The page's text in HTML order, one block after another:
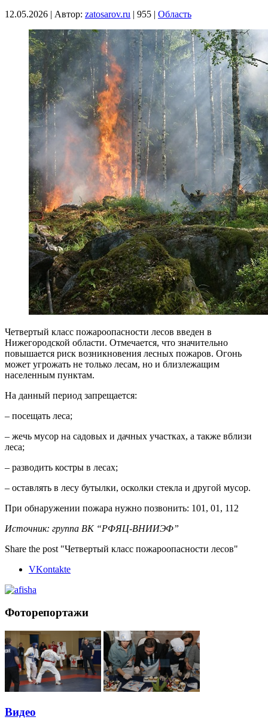
12.05.2026 | Автор: zatosarov.ru | 955 | Область
Четвертый класс пожароопасности лесов введен в
Нижегородской области. Отмечается, что значительно
повышается риск возникновения лесных пожаров. Огонь
может угрожать не только лесам, но и близлежащим
населенным пунктам.
На данный период запрещается:
– посещать леса;
– жечь мусор на садовых и дачных участках, а также вблизи
леса;
– разводить костры в лесах;
– оставлять в лесу бутылки, осколки стекла и другой мусор.
При обнаружении пожара нужно позвонить: 101, 01, 112
Источник: группа ВК “РФЯЦ-ВНИИЭФ”
Share the post "Четвертый класс пожароопасности лесов"
VKontakte
Фоторепортажи
Видео